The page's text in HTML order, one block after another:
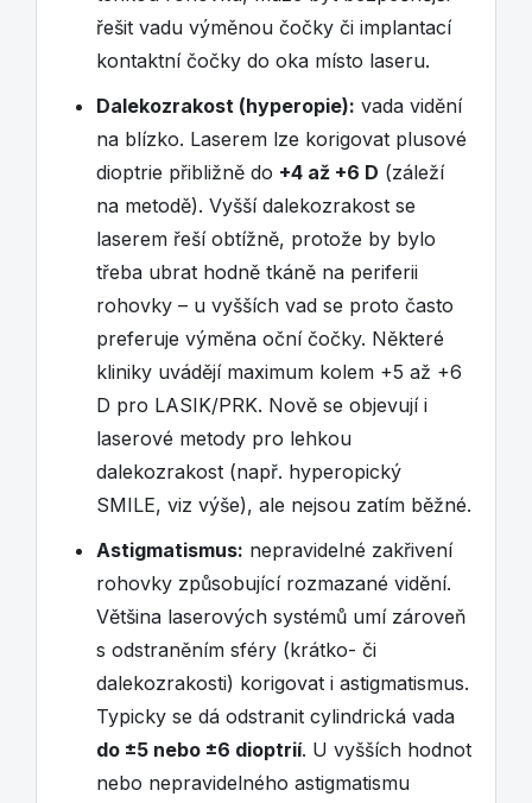
řešit vadu výměnou čočky či implantací
kontaktní čočky do oka místo laseru.
Dalekozrakost (hyperopie): vada vidění
na blízko. Laserem lze korigovat plusové
dioptrie přibližně do +4 až +6 D (záleží
na metodě). Vyšší dalekozrakost se
laserem řeší obtížně, protože by bylo
třeba ubrat hodně tkáně na periferii
rohovky – u vyšších vad se proto často
preferuje výměna oční čočky. Některé
kliniky uvádějí maximum kolem +5 až +6
D pro LASIK/PRK. Nově se objevují i
laserové metody pro lehkou
dalekozrakost (např. hyperopický
SMILE, viz výše), ale nejsou zatím běžné.
Astigmatismus: nepravidelné zakřivení
rohovky způsobující rozmazané vidění.
Většina laserových systémů umí zároveň
s odstraněním sféry (krátko- či
dalekozrakosti) korigovat i astigmatismus.
Typicky se dá odstranit cylindrická vada
do ±5 nebo ±6 dioptrií. U vyšších hodnot
nebo nepravidelného astigmatismu